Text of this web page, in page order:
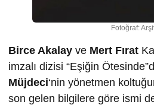
Fotoğraf:
Birce Akalay ve Mert Fırat
imzalı dizisi “Eşiğin
Müjdeci‘nin yönetmen
son gelen bilgilere göre ismi